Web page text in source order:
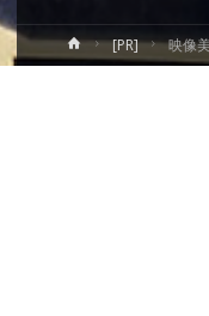
ホ
ー
[PR] 映像